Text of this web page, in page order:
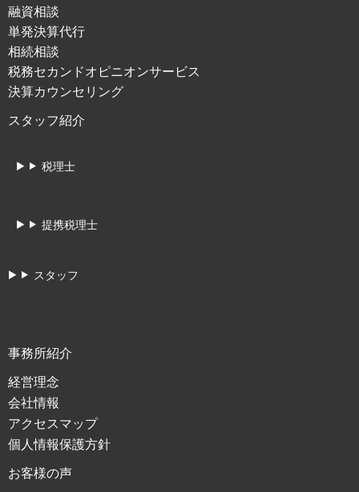
融資相談
単発決算代行
相続相談
税務セカンドオピニオンサービス
決算カウンセリング
スタッフ紹介
税理士
提携税理士
スタッフ
事務所紹介
経営理念
会社情報
アクセスマップ
個人情報保護方針
お客様の声